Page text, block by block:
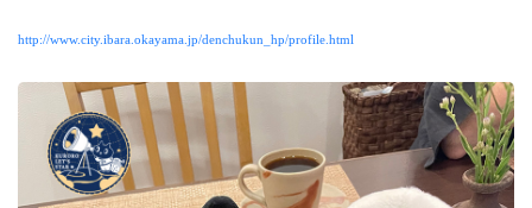
http://www.city.ibara.okayama.jp/denchukun_hp/profile.html